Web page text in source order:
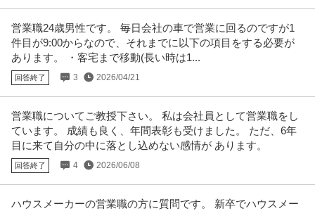
営業職24歳男性です。 毎日会社の車で営業に回るのですが1
件目が9:00からなので、それまでに以下の項目をする必要が
あります。 ・客宅まで移動(長い時は1...
回答終了 3 2026/04/21
営業職についてご教授下さい。 私は会社員として営業職をし
ています。 成績も良く、年間表彰も受けました。 ただ、6年
目に来て自分の中に落とし込めない感情が あります。
回答終了 4 2026/06/08
ハウスメーカーの営業職の方に質問です。 新卒でハウスメー